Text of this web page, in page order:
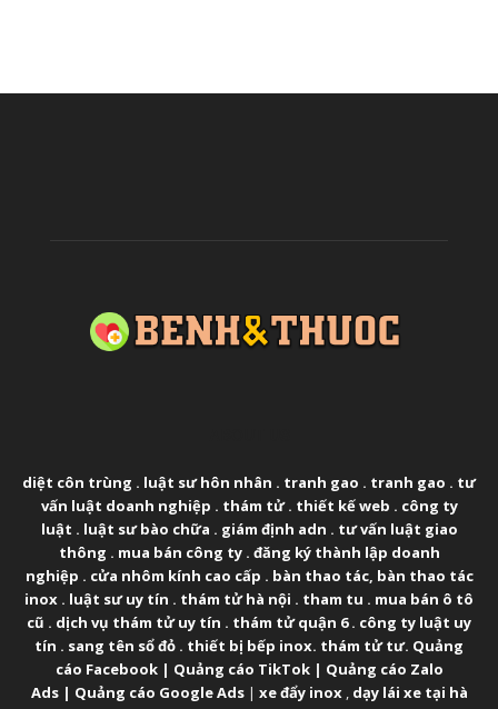
diệt côn trùng . luật sư hôn nhân . tranh gao . tranh gao . tư
vấn luật doanh nghiệp . thám tử. thiết kế web . công ty
luật . luật sư bào chữa . giám định adn . tư vấn luật giao
thông . mua bán công ty. đăng ký thành lập doanh
nghiệp . cửa nhôm kính cao cấp . bàn thao tác, bàn thao tác
inox . luật sư uy tín . thám tử hà nội . tham tu . mua bán ô tô
cũ . dịch vụ thám tử uy tín . thám tử quận 6. công ty luật uy
tín . sang tên sổ đỏ . thiết bị bếp inox. thám tử tư. Quảng
cáo Facebook| Quảng cáo TikTok| Quảng cáo Zalo
Ads| Quảng cáo Google Ads| xe đẩy inox, dạy lái xe tại hà